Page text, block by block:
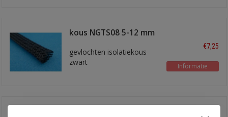
kous NGTS08 5-12 mm
gevlochten isolatiekous
zwart
€7,25
Informatie